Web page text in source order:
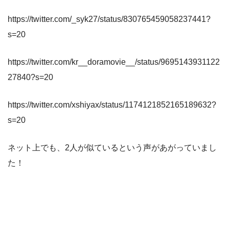
https://twitter.com/_syk27/status/830765459058237441?
s=20
https://twitter.com/kr__doramovie__/status/9695143931122
27840?s=20
https://twitter.com/xshiyax/status/1174121852165189632?
s=20
ネット上でも、2人が似ているという声があがっていまし
た！